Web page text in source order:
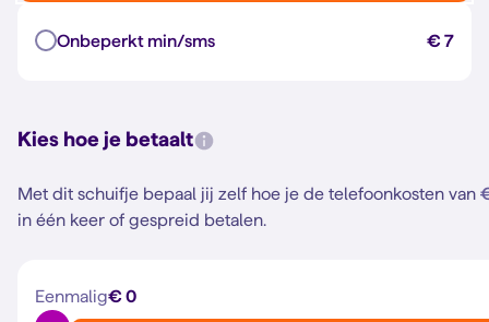
Onbeperkt min/sms € 7
Kies hoe je betaalt
Met dit schuifje bepaal jij zelf hoe je de telefoonkosten van
in één keer of gespreid betalen.
Eenmalig€ 0